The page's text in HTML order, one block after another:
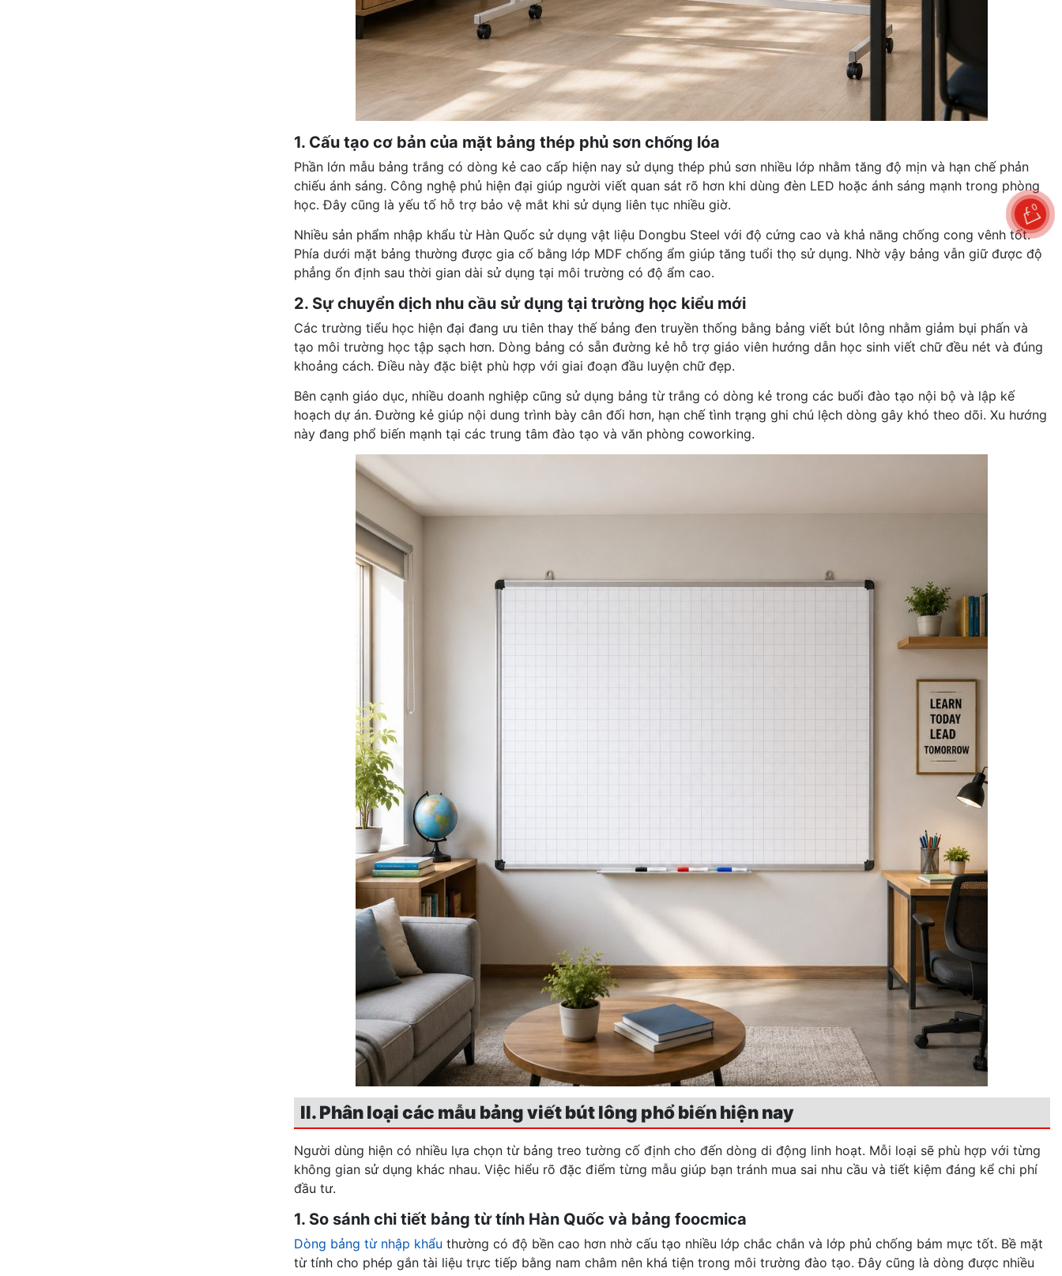
1. Cấu tạo cơ bản của mặt bảng thép phủ sơn chống lóa
Phần lớn mẫu bảng trắng có dòng kẻ cao cấp hiện nay sử dụng thép phủ sơn nhiều lớp nhằm tăng độ mịn và hạn chế phản
chiếu ánh sáng. Công nghệ phủ hiện đại giúp người viết quan sát rõ hơn khi dùng đèn LED hoặc ánh sáng mạnh trong phòng
học. Đây cũng là yếu tố hỗ trợ bảo vệ mắt khi sử dụng liên tục nhiều giờ.
Nhiều sản phẩm nhập khẩu từ Hàn Quốc sử dụng vật liệu Dongbu Steel với độ cứng cao và khả năng chống cong vênh tốt.
Phía dưới mặt bảng thường được gia cố bằng lớp MDF chống ẩm giúp tăng tuổi thọ sử dụng. Nhờ vậy bảng vẫn giữ được độ
phẳng ổn định sau thời gian dài sử dụng tại môi trường có độ ẩm cao.
2. Sự chuyển dịch nhu cầu sử dụng tại trường học kiểu mới
Các trường tiểu học hiện đại đang ưu tiên thay thế bảng đen truyền thống bằng bảng viết bút lông nhằm giảm bụi phấn và
tạo môi trường học tập sạch hơn. Dòng bảng có sẵn đường kẻ hỗ trợ giáo viên hướng dẫn học sinh viết chữ đều nét và đúng
khoảng cách. Điều này đặc biệt phù hợp với giai đoạn đầu luyện chữ đẹp.
Bên cạnh giáo dục, nhiều doanh nghiệp cũng sử dụng bảng từ trắng có dòng kẻ trong các buổi đào tạo nội bộ và lập kế
hoạch dự án. Đường kẻ giúp nội dung trình bày cân đối hơn, hạn chế tình trạng ghi chú lệch dòng gây khó theo dõi. Xu hướng
này đang phổ biến mạnh tại các trung tâm đào tạo và văn phòng coworking.
II. Phân loại các mẫu bảng viết bút lông phổ biến hiện nay
Người dùng hiện có nhiều lựa chọn từ bảng treo tường cố định cho đến dòng di động linh hoạt. Mỗi loại sẽ phù hợp với từng
không gian sử dụng khác nhau. Việc hiểu rõ đặc điểm từng mẫu giúp bạn tránh mua sai nhu cầu và tiết kiệm đáng kể chi phí
đầu tư.
1. So sánh chi tiết bảng từ tính Hàn Quốc và bảng foocmica
Dòng bảng từ nhập khẩu thường có độ bền cao hơn nhờ cấu tạo nhiều lớp chắc chắn và lớp phủ chống bám mực tốt. Bề mặt
từ tính cho phép gắn tài liệu trực tiếp bằng nam châm nên khá tiện trong môi trường đào tạo. Đây cũng là dòng được nhiều
0